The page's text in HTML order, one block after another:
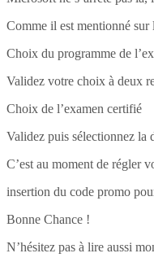
Comme il est mentionné
Choix du programme de
Validez votre choix à deux
Choix de l’examen certifié
Validez puis sélectionnez la
C’est au moment de régler
insertion du code promo
Bonne Chance !
N’hésitez pas à lire aussi